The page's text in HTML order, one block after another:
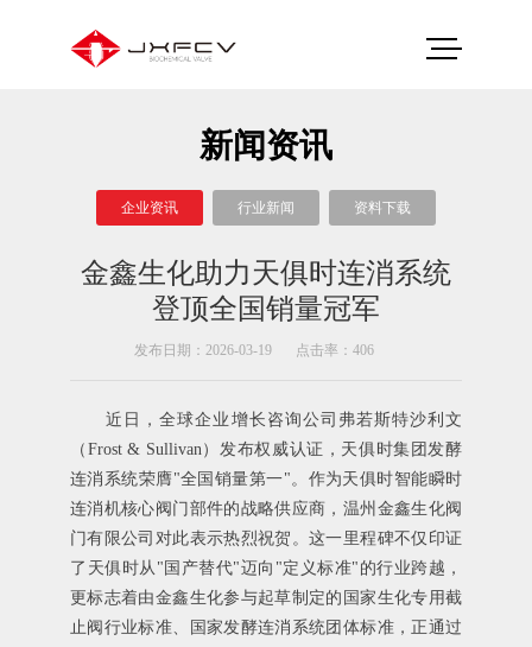
新闻资讯
企业资讯 行业新闻 资料下载
金鑫生化助力天俱时连消系统
登顶全国销量冠军
发布日期：2026-03-19 点击率：406
近日，全球企业增长咨询公司 弗若斯特沙利文
（Frost & Sullivan）发布权威认证， 天俱时集团发酵
连消系统荣膺"全国销量第一"。作为天俱时智能瞬时
连消机核心阀门部件的战略供应商，温州金鑫生化阀
门有限公司对此表示热烈祝贺。这一里程碑不仅印证
了天俱时从"国产替代"迈向"定义标准"的行业跨越，
更标志着由金鑫生化参与起草制定的国家生化专用截
止阀行业标准、国家发酵连消系统团体标准，正通过